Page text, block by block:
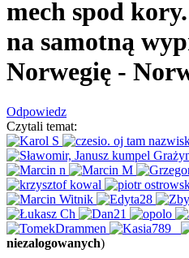
mech spod
na samotną
Norwegię -
Odpowiedz
Czytali temat:
niezalogowanych)